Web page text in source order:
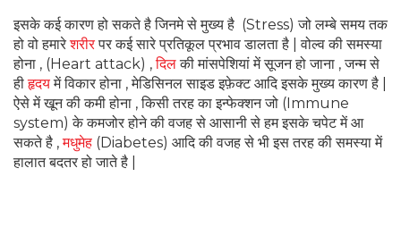
इसके कई कारण हो सकते है जिनमे से मुख्य है (Stress) जो लम्बे समय तक
हो वो हमारेशरीरपर कई सारे प्रतिकूल प्रभाव डालता है | वोल्व की समस्या
होना , (Heart attack) ,दिलकी मांसपेशियां में सूजन हो जाना , जन्म से
हीहृदयमें विकार होना , मेडिसिनल साइड इफ़ेक्ट आदि इसके मुख्य कारण है |
ऐसे में खून की कमी होना , किसी तरह का इन्फेक्शन जो (Immune
system) के कमजोर होने की वजह से आसानी से हम इसके चपेट में आ
सकते है ,मधुमेह (Diabetes) आदि की वजह से भी इस तरह की समस्या में
हालात बदतर हो जाते है |